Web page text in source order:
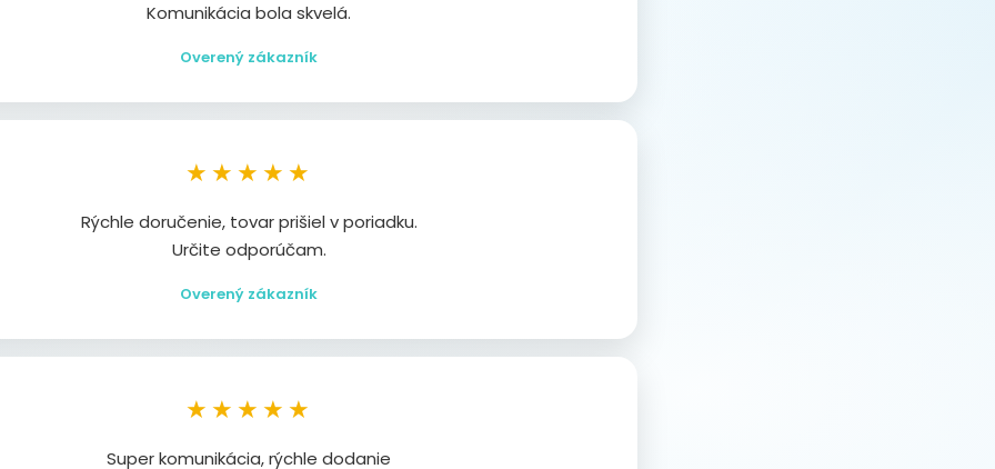
Komunikácia bola skvelá.
Overený zákazník
★★★★★
Rýchle doručenie, tovar prišiel v poriadku.
Určite odporúčam.
Overený zákazník
★★★★★
Super komunikácia, rýchle dodanie